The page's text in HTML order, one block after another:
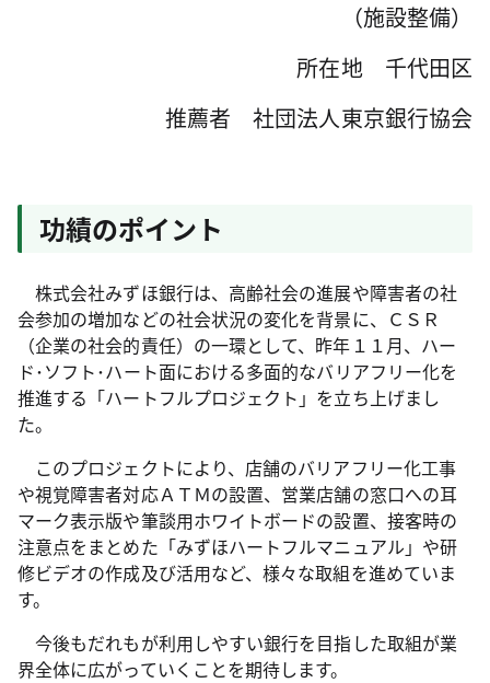
（施設整備）
所在地 千代田区
推薦者 社団法人東京銀行協会
功績のポイント
株式会社みずほ銀行は、高齢社会の進展や障害者の社
会参加の増加などの社会状況の変化を背景に、ＣＳＲ
（企業の社会的責任）の一環として、昨年１１月、ハー
ド･ソフト･ハート面における多面的なバリアフリー化を
推進する「ハートフルプロジェクト」を立ち上げまし
た。
このプロジェクトにより、店舗のバリアフリー化工事
や視覚障害者対応ＡＴＭの設置、営業店舗の窓口への耳
マーク表示版や筆談用ホワイトボードの設置、接客時の
注意点をまとめた「みずほハートフルマニュアル」や研
修ビデオの作成及び活用など、様々な取組を進めていま
す。
今後もだれもが利用しやすい銀行を目指した取組が業
界全体に広がっていくことを期待します。